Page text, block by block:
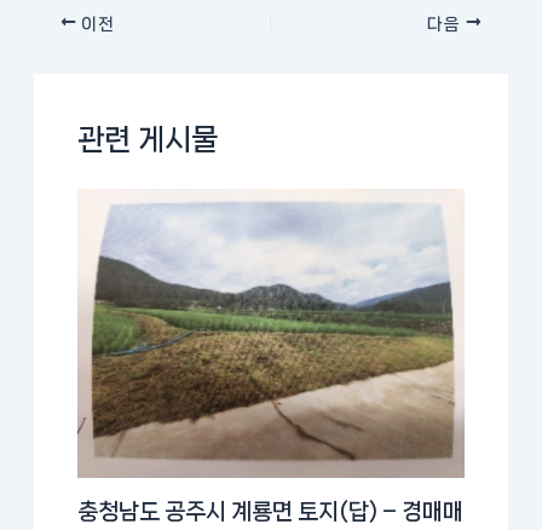
이전 다음
관련 게시물
충청남도 공주시 계룡면 토지(답) – 경매매